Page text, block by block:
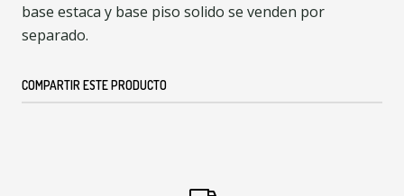
base estaca y base piso solido se venden por
separado.
COMPARTIR ESTE PRODUCTO